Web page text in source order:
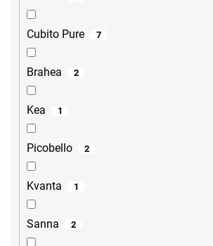
Cubito Pure 7
Brahea 2
Kea 1
Picobello 2
Kvanta 1
Sanna 2